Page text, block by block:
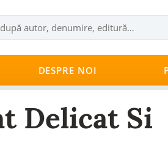
DESPRE NOI
Delicat Si